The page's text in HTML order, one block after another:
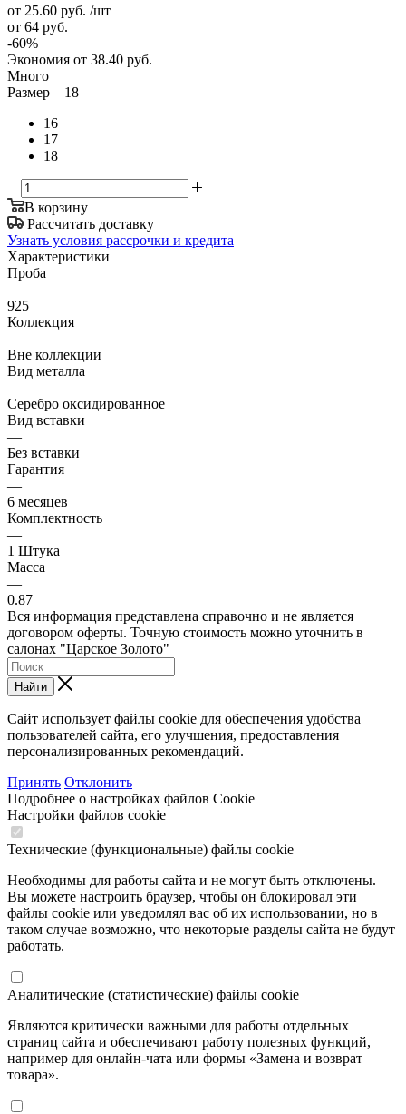
от 25.60 руб. /шт
от 64 руб.
-60%
Экономия от 38.40 руб.
Много
Размер—18
16
17
18
В корзину
Рассчитать доставку
Узнать условия рассрочки и кредита
Характеристики
Проба
—
925
Коллекция
—
Вне коллекции
Вид металла
—
Серебро оксидированное
Вид вставки
—
Без вставки
Гарантия
—
6 месяцев
Комплектность
—
1 Штука
Масса
—
0.87
Вся информация представлена справочно и не является
договором оферты. Точную стоимость можно уточнить в
салонах "Царское Золото"
Найти
Сайт использует файлы cookie для обеспечения удобства
пользователей сайта, его улучшения, предоставления
персонализированных рекомендаций.
Принять Отклонить
Подробнее о настройках файлов Cookie
Настройки файлов cookie
Технические (функциональные) файлы cookie
Необходимы для работы сайта и не могут быть отключены.
Вы можете настроить браузер, чтобы он блокировал эти
файлы cookie или уведомлял вас об их использовании, но в
таком случае возможно, что некоторые разделы сайта не будут
работать.
Аналитические (статистические) файлы cookie
Являются критически важными для работы отдельных
страниц сайта и обеспечивают работу полезных функций,
например для онлайн-чата или формы «Замена и возврат
товара».